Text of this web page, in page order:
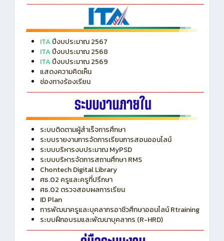
ITA ปีงบประมาณ 2567
ITA ปีงบประมาณ 2568
ITA ปีงบประมาณ 2569
แสดงความคิดเห็น
ช่องทางร้องเรียน
ระบบติดตามผู้สำเร็จการศึกษา
ระบบรายงานการจัดการเรียนการสอนออนไลน์
ระบบบริหารงบประมาณ MyPSD
ระบบบริหารจัดการสถานศึกษา RMS
Chontech Digital Library
ศธ.02 ครูและครูที่ปรึกษา
ศธ.02 ตรวจสอบผลการเรียน
ID Plan
การพัฒนาครูและบุคลากรอาชีวศึกษาออนไลน์ Rtraining
ระบบฝึกอบรมและพัฒนาบุคลากร (R-HRD)